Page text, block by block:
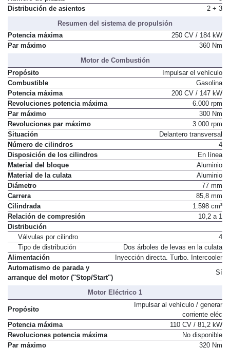
Número de plazas
5
Resumen del sistema de propulsión
Potencia máxima
250 CV / 184 kW
Motor de Combustión
Propósito
Impulsar el vehículo
Combustible
Gasolina
Potencia máxima
200 CV / 147 kW
Revoluciones potencia máxima
6.000 rpm
Par máximo
300 Nm
Revoluciones par máximo
3.000 rpm
Situación
Delantero transversal
Número de cilindros
4
Disposición de los cilindros
En línea
Material del bloque
Aluminio
Material de la culata
Aluminio
Diámetro
77 mm
Carrera
85,8 mm
Cilindrada
1.598 cm³
Relación de compresión
Distribución
Válvulas por cilindro
4
Tipo de distribución
Dos árboles de levas en la culata
Alimentación
Automatismo de parada y
Motor Eléctrico 1
Propósito
Impulsar al vehículo / generar
corriente eléc
Potencia máxima
110 CV / 81,2 kW
Revoluciones potencia máxima
No disponible